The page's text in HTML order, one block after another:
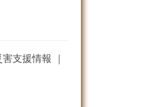
支援情報 ｜